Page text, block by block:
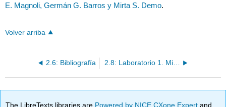
E. Magnoli, Germán G. Barros y Mirta S. Demo.
Volver arriba
2.6: Bibliografía 2.8: Laboratorio 1. Microscopia y Coloraciones
The LibreTexts libraries are Powered by NICE CXone Expertand